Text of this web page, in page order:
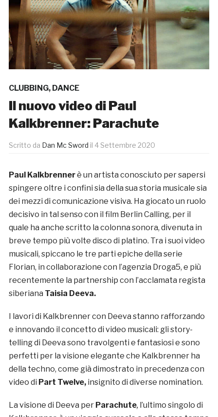
CLUBBING, DANCE
Il nuovo video di Paul
Kalkbrenner: Parachute
Scritto da Dan Mc Sword il 4 Settembre 2020
Paul Kalkbrennerè un artista conosciuto per sapersi
spingere oltre i confini sia della sua storia musicale sia
dei mezzi di comunicazione visiva. Ha giocato un ruolo
decisivo in tal senso con il film Berlin Calling, per il
quale ha anche scritto la colonna sonora, divenuta in
breve tempo più volte disco di platino. Tra i suoi video
musicali, spiccano le tre parti epiche della serie
Florian, in collaborazione con l’agenzia Droga5, e più
recentemente la partnership con l’acclamata regista
siberiana Taisia Deeva.
I lavori di Kalkbrenner con Deeva stanno rafforzando
e innovando il concetto di video musicali: gli story-
telling di Deeva sono travolgenti e fantasiosi e sono
perfetti per la visione elegante che Kalkbrenner ha
della techno, come già dimostrato in precedenza con
video di Part Twelve,insignito di diverse nomination.
La visione di Deeva per Parachute,l’ultimo singolo di